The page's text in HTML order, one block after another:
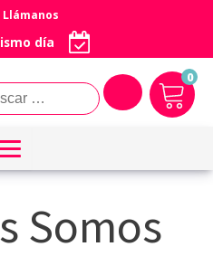
Llámanos
día
0
Somos